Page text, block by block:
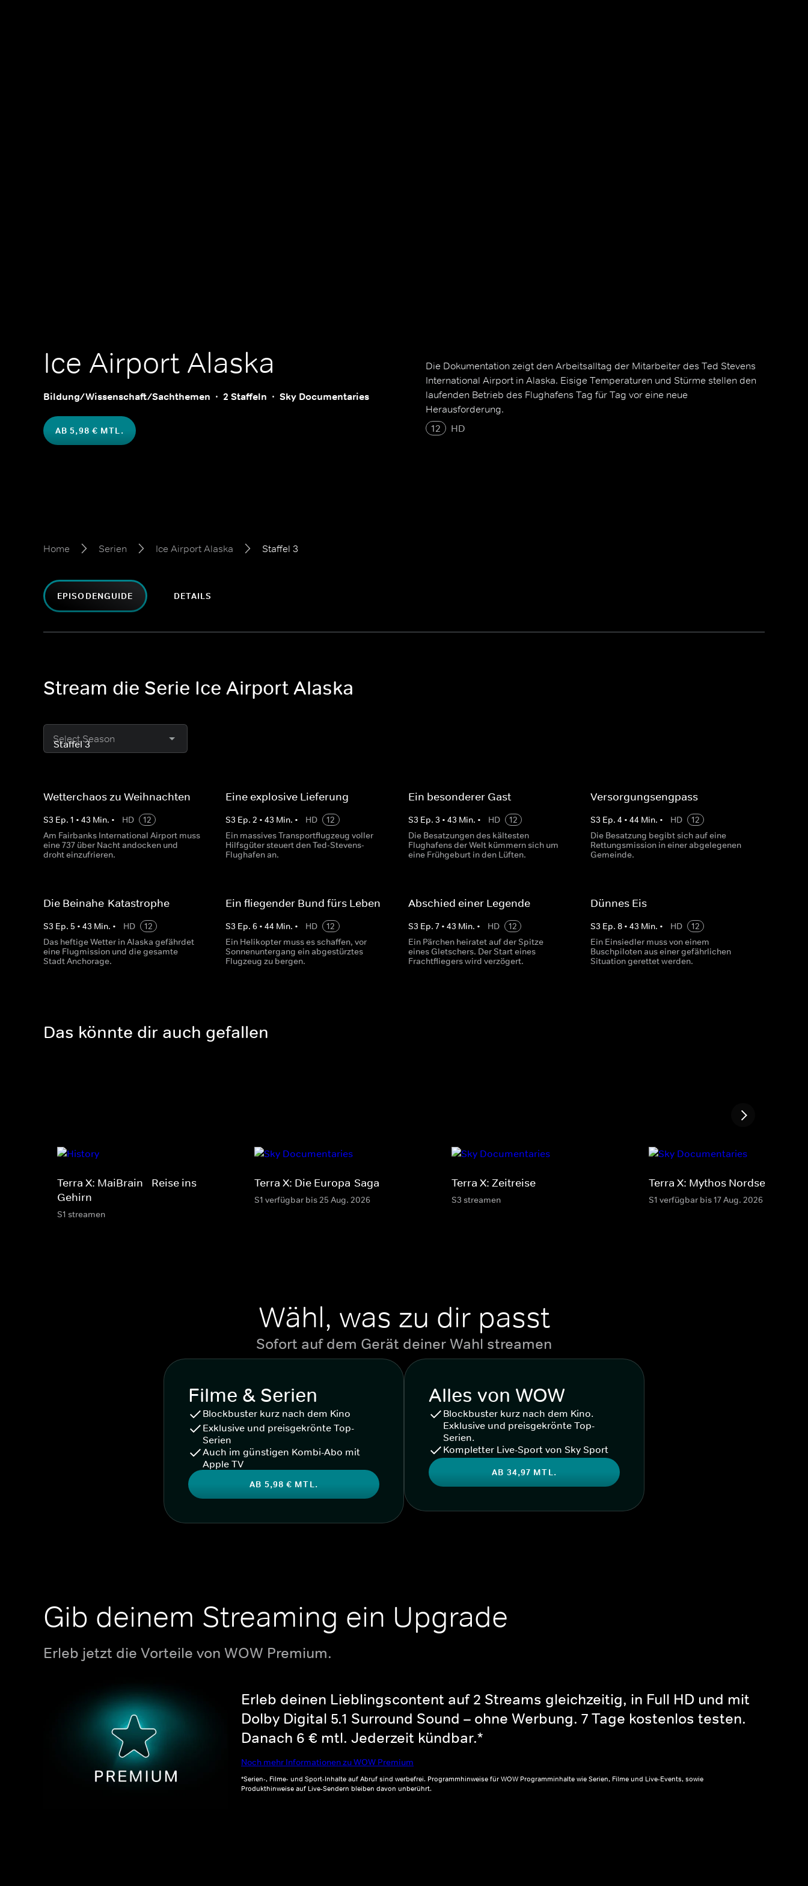
Ice Airport Alaska
Bildung/Wissenschaft/Sachthemen 2 Staffeln Sky Documentaries
AB 5,98 € MTL.
Die Dokumentation zeigt den Arbeitsalltag der Mitarbeiter des Ted Stevens
International Airport in Alaska. Eisige Temperaturen und Stürme stellen den
laufenden Betrieb des Flughafens Tag für Tag vor eine neue
Herausforderung.
12
HD
Home Serien Ice Airport Alaska Staffel 3
EPISODENGUIDE DETAILS
Stream die Serie Ice Airport Alaska
Select Season
Wetterchaos zu Weihnachten
S3 Ep. 1 • 43 Min. • HD
12
Am Fairbanks International Airport muss
eine 737 über Nacht andocken und
droht einzufrieren.
Eine explosive Lieferung
S3 Ep.2 •43 Min. • HD
12
Ein massives Transportflugzeug voller
Hilfsgüter steuert den Ted-Stevens-
Flughafen an.
Ein besonderer Gast
S3 Ep. 3 • 43 Min. • HD
12
Die Besatzungen des kältesten
Flughafens der Welt kümmern sich um
eine Frühgeburt in den Lüften.
Versorgungsengpass
S3 Ep. 4 • 44 Min. • HD
12
Die Besatzung begibt sich auf eine
Rettungsmission in einer abgelegenen
Gemeinde.
Die Beinahe-Katastrophe
S3 Ep. 5 • 43 Min. • HD
12
Das heftige Wetter in Alaska gefährdet
eine Flugmission und die gesamte
Stadt Anchorage.
Ein fliegender Bund fürs Leben
S3 Ep.6 •44 Min. • HD
12
Ein Helikopter muss es schaffen, vor
Sonnenuntergang ein abgestürztes
Flugzeug zu bergen.
Abschied einer Legende
S3 Ep. 7• 43 Min. • HD
12
Ein Pärchen heiratet auf der Spitze
eines Gletschers. Der Start eines
Frachtfliegers wird verzögert.
Dünnes Eis
S3 Ep. 8• 43 Min. • HD
12
Ein Einsiedler muss von einem
Buschpiloten aus einer gefährlichen
Situation gerettet werden.
Das könnte dir auch gefallen
Terra X: MaiBrain - Reise ins
Gehirn
S1 streamen
Terra X: Die Europa-Saga
S1 verfügbar bis 25 Aug. 2026
Terra X: Zeitreise
S3 streamen
Terra X: Mythos Nordsee
S1 verfügbar bis 17 Aug. 2026
Wähl, was zu dir passt
Sofort auf dem Gerät deiner Wahl streamen
Filme & Serien
Blockbuster kurz nach dem Kino
Exklusive und preisgekrönte Top-
Serien
Auch im günstigen Kombi-Abo mit
Apple TV
AB 5,98 € MTL.
Alles von WOW
Blockbuster kurz nach dem Kino.
Exklusive und preisgekrönte Top-
Serien.
Kompletter Live-Sport von Sky Sport
AB 34,97 MTL.
Gib deinem Streaming ein Upgrade
Erleb jetzt die Vorteile von WOW Premium.
Erleb deinen Lieblingscontent auf 2 Streams gleichzeitig, in Full HD und mit
Dolby Digital 5.1 Surround Sound – ohne Werbung. 7 Tage kostenlos testen.
Danach 6 € mtl. Jederzeit kündbar.*
Noch mehr Informationen zu WOW Premium
*Serien-, Filme- und Sport-Inhalte auf Abruf sind werbefrei. Programmhinweise für WOW Programminhalte wie Serien, Filme und Live-Events, sowie
Produkthinweise auf Live-Sendern bleiben davon unberührt.